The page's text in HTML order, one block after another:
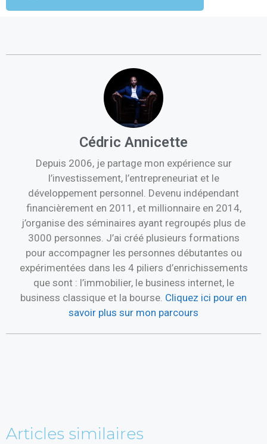
Cédric Annicette
Depuis 2006, je partage mon expérience sur
l’investissement, l’entrepreneuriat et le
développement personnel. Devenu indépendant
financièrement en 2011, et millionnaire en 2014,
j’organise des séminaires ayant regroupés plus de
3000 personnes. J’ai créé plusieurs formations
pour accompagner les personnes débutantes ou
expérimentées dans les 4 piliers d’enrichissements
que sont : l’immobilier, le business internet, le
business classique et la bourse. Cliquez ici pour en
savoir plus sur mon parcours
Articles similaires